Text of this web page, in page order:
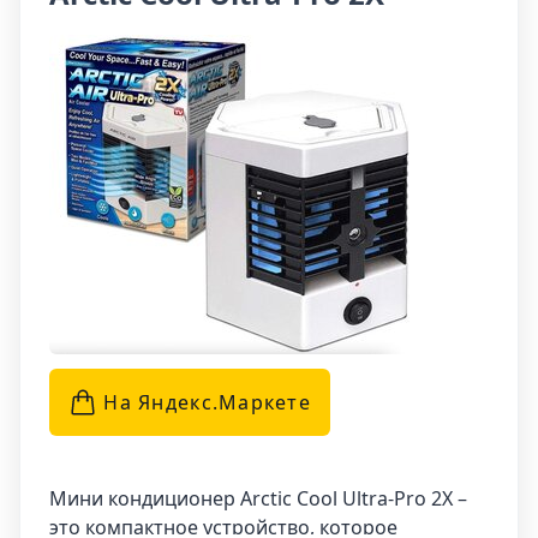
оптимальные условия для здоровья и
комфорта. Благодаря своей портативности и
эффективности, такой мини кондиционер
станет незаменимым помощником в жаркие
летние дни.
На Яндекс.Маркетe
Мини кондиционер Arctic Cool Ultra-Pro 2X –
это компактное устройство, которое